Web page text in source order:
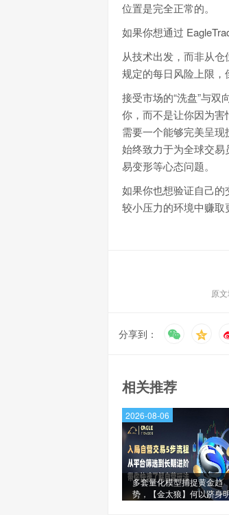
位置是完全正常的。
如果你想通过
从技术出发，而非从
规定的每日风险上限，
接受市场的“洗盘”与
你，而不是让你因为
需要一个能够完美呈
始终致力于为全球交
易变形等心态问题。
如果你也想验证自己
较小压力的环境中赚取
原
分享到：
相关推荐
多套量化模型捕捉黄金趋
势，【金太狼】何以跻身
2026-08-06